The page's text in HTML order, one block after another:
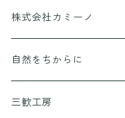
香りとあそぼ♪
京ころん
株式会社カミーノ
PAPLUS
自然をちからに
KUSURASHI
三歓工房